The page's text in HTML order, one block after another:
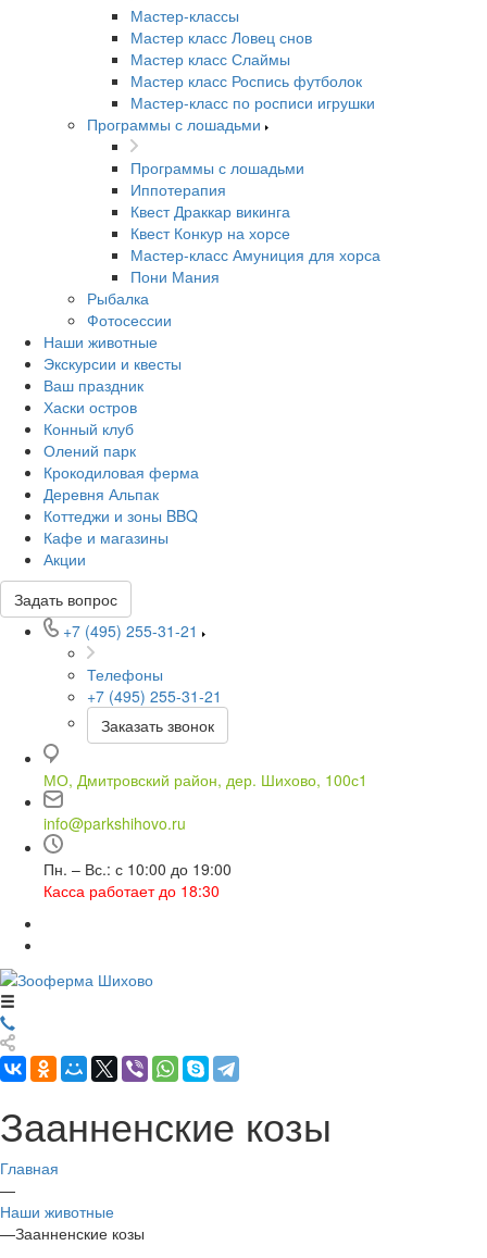
Мастер-классы
Мастер класс Ловец снов
Мастер класс Слаймы
Мастер класс Роспись футболок
Мастер-класс по росписи игрушки
Программы с лошадьми
Программы с лошадьми
Иппотерапия
Квест Драккар викинга
Квест Конкур на хорсе
Мастер-класс Амуниция для хорса
Пони Мания
Рыбалка
Фотосессии
Наши животные
Экскурсии и квесты
Ваш праздник
Хаски остров
Конный клуб
Олений парк
Крокодиловая ферма
Деревня Альпак
Коттеджи и зоны BBQ
Кафе и магазины
Акции
Задать вопрос
+7 (495) 255-31-21
Телефоны
+7 (495) 255-31-21
Заказать звонок
МО, Дмитровский район, дер. Шихово, 100с1
info@parkshihovo.ru
Пн. – Вс.: с 10:00 до 19:00
Касса работает до 18:30
Заанненские козы
Главная
—
Наши животные
—Заанненские козы